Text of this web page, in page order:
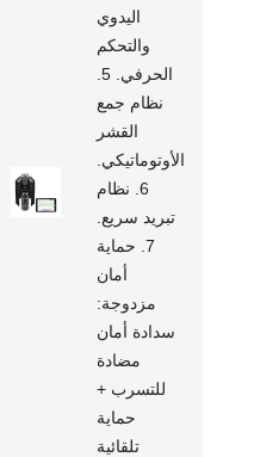
اليدوي
والتحكم
الحرفي. 5.
نظام جمع
القشر
الأوتوماتيكي.
6. نظام
تبريد سريع.
7. حماية
أمان
مزدوجة:
سدادة أمان
مضادة
للتسرب +
حماية
تلقائية